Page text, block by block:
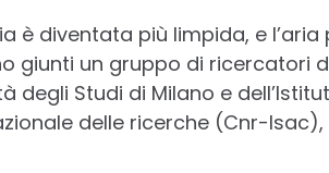
è diventata più limpida, e
giunti un gruppo di ricercatori
degli Studi di Milano e
delle ricerche (Cnr-